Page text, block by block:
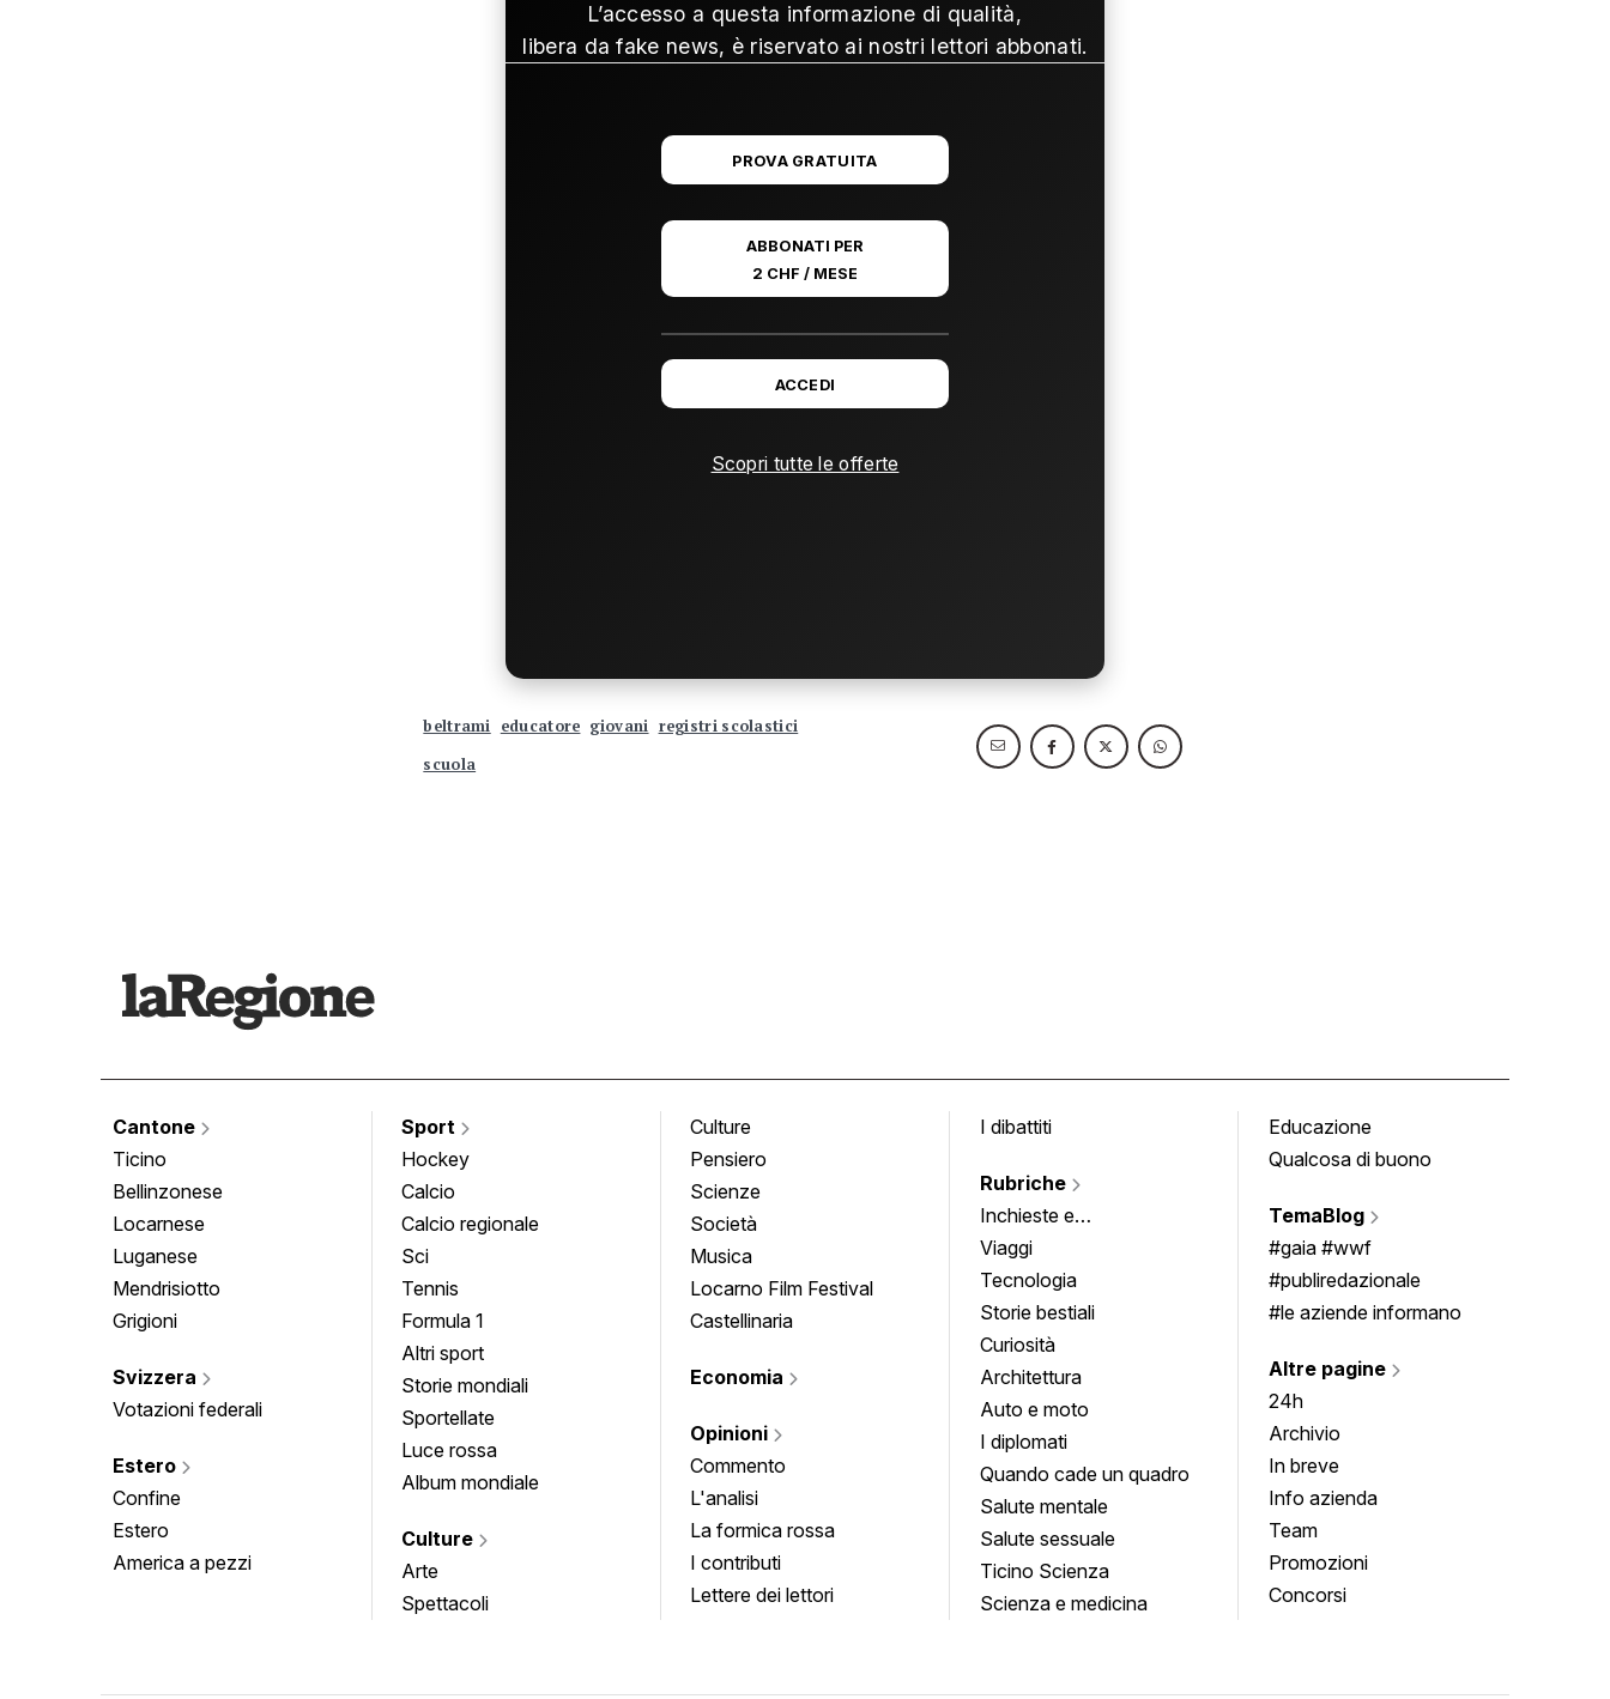
L’accesso a questa informazione di qualità,
libera da fake news, è riservato ai nostri lettori abbonati.
PROVA GRATUITA
ABBONATI PER
2 CHF / MESE
ACCEDI
Scopri tutte le offerte
beltrami educatore giovani registri scolastici
scuola
Cantone
Ticino
Bellinzonese
Locarnese
Luganese
Mendrisiotto
Grigioni
Svizzera
Votazioni federali
Estero
Confine
Estero
America a pezzi
Sport
Hockey
Calcio
Calcio regionale
Sci
Tennis
Formula 1
Altri sport
Storie mondiali
Sportellate
Luce rossa
Album mondiale
Culture
Arte
Spettacoli
Culture
Pensiero
Scienze
Società
Musica
Locarno Film Festival
Castellinaria
Economia
Opinioni
Commento
L'analisi
La formica rossa
I contributi
Lettere dei lettori
I dibattiti
Rubriche
Inchieste e
approfondimenti
Viaggi
Tecnologia
Storie bestiali
Curiosità
Architettura
Auto e moto
I diplomati
Quando cade un quadro
Salute mentale
Salute sessuale
Ticino Scienza
Scienza e medicina
Educazione
Qualcosa di buono
TemaBlog
#gaia #wwf
#publiredazionale
#le aziende informano
Altre pagine
24h
Archivio
In breve
Info azienda
Team
Promozioni
Concorsi